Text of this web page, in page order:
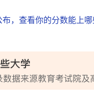
，查看你的分数能上